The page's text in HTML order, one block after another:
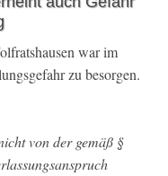
war im
zu besorgen.
von der gemäß §